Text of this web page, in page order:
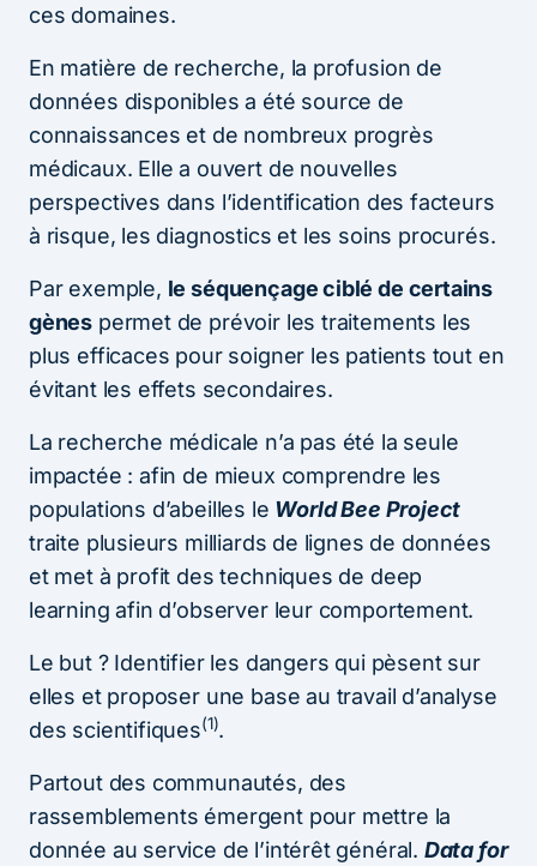
ces domaines.
En matière de recherche, la profusion de
données disponibles a été source de
connaissances et de nombreux progrès
médicaux. Elle a ouvert de nouvelles
perspectives dans l’identification des facteurs
à risque, les diagnostics et les soins procurés.
Par exemple, le séquençage ciblé de certains
gènes permet de prévoir les traitements les
plus efficaces pour soigner les patients tout en
évitant les effets secondaires.
La recherche médicale n’a pas été la seule
impactée : afin de mieux comprendre les
populations d’abeilles le World Bee Project
traite plusieurs milliards de lignes de données
et met à profit des techniques de deep
learning afin d’observer leur comportement.
Le but ? Identifier les dangers qui pèsent sur
elles et proposer une base au travail d’analyse
des scientifiques(1).
Partout des communautés, des
rassemblements émergent pour mettre la
donnée au service de l’intérêt général. Data for